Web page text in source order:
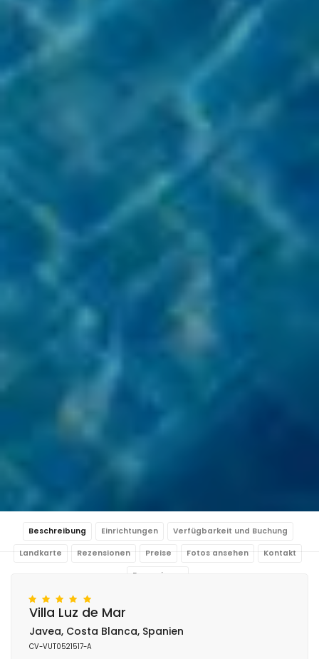
Beschreibung Einrichtungen Verfügbarkeit und Buchung
Landkarte Rezensionen Preise Fotos ansehen Kontakt
Reservieren
Villa Luz de Mar
Javea, Costa Blanca, Spanien
CV-VUT0521517-A